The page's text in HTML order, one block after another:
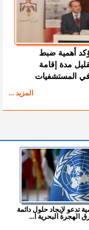
أهمية ضبط
مدة إقامة
المستشفيات
المزيد ...
تدعو لإيجاد حلول دائمة
الهجرة البحرية ا...